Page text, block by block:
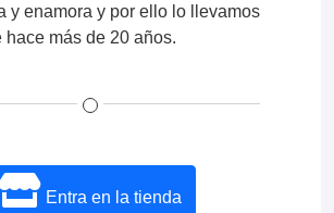
y enamora y por ello lo llevamos
hace más de 20 años.
Entra en la tienda